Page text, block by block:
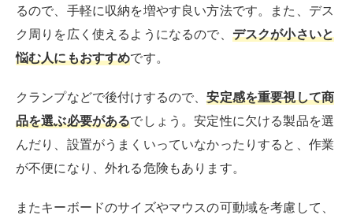
るので、手軽に収納を増やす良い方法です。また、デス
ク周りを広く使えるようになるので、 デスクが小さいと
悩む人にもおすすめです。
クランプなどで後付けするので、安定感を重要視して商
品を選ぶ必要があるでしょう。安定性に欠ける製品を選
んだり、設置がうまくいっていなかったりすると、作業
が不便になり、外れる危険もあります。
またキーボードのサイズやマウスの可動域を考慮して、